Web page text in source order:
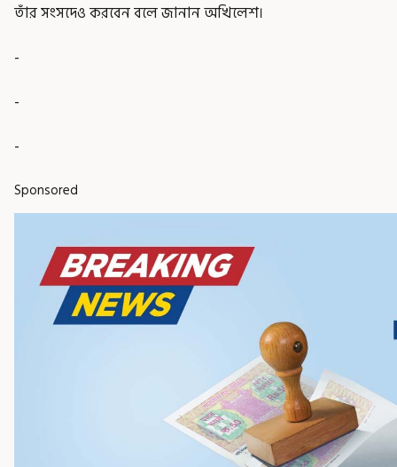
তাঁর সংসদেও করবেন বলে জানান অখিলেশ।
-
-
-
Sponsored